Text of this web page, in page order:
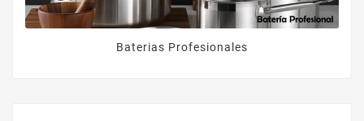
Baterias Profesionales